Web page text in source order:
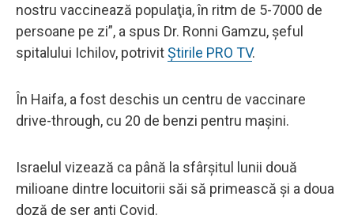
nostru vaccinează populaţia, în ritm de 5-7000 de
persoane pe zi”, a spus Dr. Ronni Gamzu, șeful
spitalului Ichilov, potrivitȘtirile PRO TV.
În Haifa, a fost deschis un centru de vaccinare
drive-through, cu 20 de benzi pentru maşini.
Israelul vizează ca până la sfârşitul lunii două
milioane dintre locuitorii săi să primească şi a doua
doză de ser anti Covid.